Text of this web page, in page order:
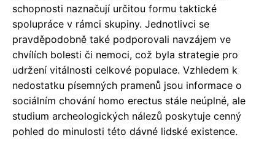
schopnosti naznačují určitou formu taktické
spolupráce v rámci skupiny. Jednotlivci se
pravděpodobně také podporovali navzájem ve
chvílích bolesti či nemoci, což byla strategie pro
udržení vitálnosti celkové populace. Vzhledem k
nedostatku písemných pramenů jsou informace o
sociálním chování homo erectus stále neúplné, ale
studium archeologických nálezů poskytuje cenný
pohled do minulosti této dávné lidské existence.